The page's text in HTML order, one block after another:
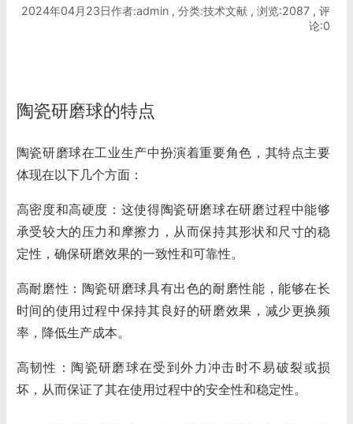
2024年04月23日作者:admin , 分类:技术文献 , 浏览:2087 , 评
论:0
陶瓷研磨球的特点
陶瓷研磨球在工业生产中扮演着重要角色，其特点主要
体现在以下几个方面：
高密度和高硬度：这使得陶瓷研磨球在研磨过程中能够
承受较大的压力和摩擦力，从而保持其形状和尺寸的稳
定性，确保研磨效果的一致性和可靠性。
高耐磨性：陶瓷研磨球具有出色的耐磨性能，能够在长
时间的使用过程中保持其良好的研磨效果，减少更换频
率，降低生产成本。
高韧性：陶瓷研磨球在受到外力冲击时不易破裂或损
坏，从而保证了其在使用过程中的安全性和稳定性。